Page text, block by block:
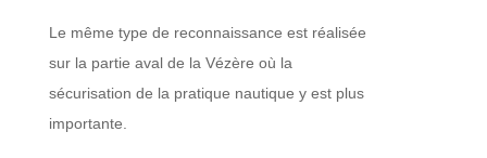
Le même type de reconnaissance est réalisée
sur la partie aval de la Vézère où la
sécurisation de la pratique nautique y est plus
importante.